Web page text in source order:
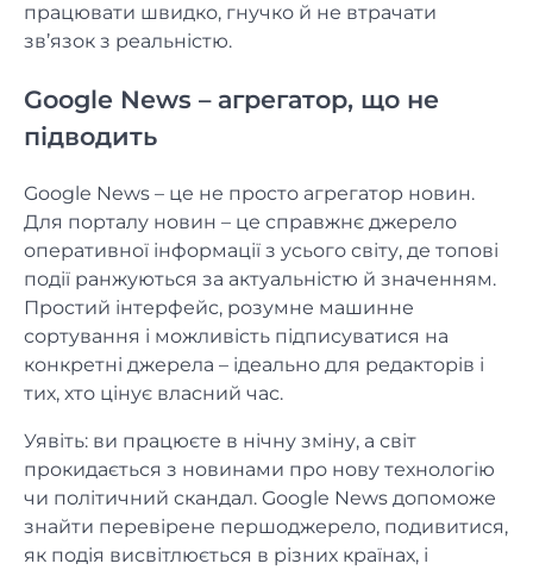
працювати швидко, гнучко й не втрачати
зв’язок з реальністю.
Google News – агрегатор, що не
підводить
Google News – це не просто агрегатор новин.
Для порталу новин – це справжнє джерело
оперативної інформації з усього світу, де топові
події ранжуються за актуальністю й значенням.
Простий інтерфейс, розумне машинне
сортування і можливість підписуватися на
конкретні джерела – ідеально для редакторів і
тих, хто цінує власний час.
Уявіть: ви працюєте в нічну зміну, а світ
прокидається з новинами про нову технологію
чи політичний скандал. Google News допоможе
знайти перевірене першоджерело, подивитися,
як подія висвітлюється в різних країнах, і